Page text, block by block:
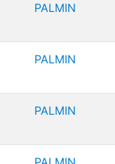
PALMIN
PALMIN
PALMIN